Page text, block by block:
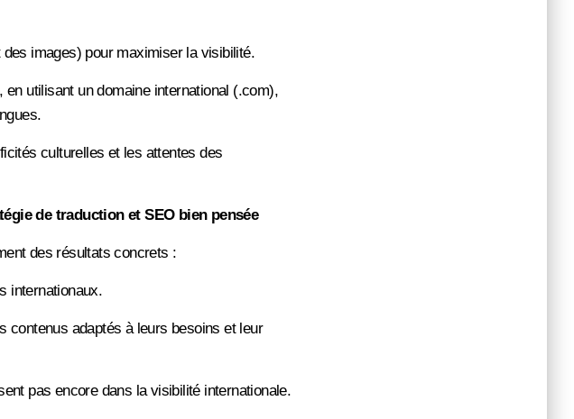
images) pour maximiser la visibilité.
utilisant un domaine international (.com),
culturelles et les attentes des
de traduction et SEO bien pensée
des résultats concrets :
internationaux.
contenus adaptés à leurs besoins et leur
pas encore dans la visibilité internationale.